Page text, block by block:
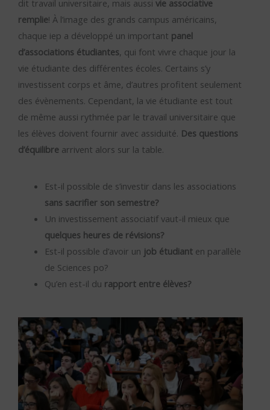
dit travail universitaire, mais aussi vie associative
remplie! À l’image des grands campus américains,
chaque iep a développé un important panel
d’associations étudiantes, qui font vivre chaque jour la
vie étudiante des différentes écoles. Certains s’y
investissent corps et âme, d’autres profitent seulement
des évènements. Cependant, la vie étudiante est tout
de même aussi rythmée par le travail universitaire que
les élèves doivent fournir avec assiduité. Des questions
d’équilibre arrivent alors sur la table.
Est-il possible de s’investir dans les associations
sans sacrifier son semestre?
Un investissement associatif vaut-il mieux que
quelques heures de révisions?
Est-il possible d’avoir un job étudianten parallèle
de Sciences po?
Qu’en est-il du rapport entre élèves?